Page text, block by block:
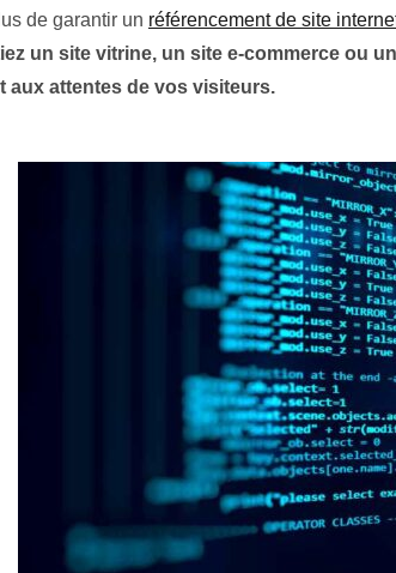
de garantir un référencement de site
un site vitrine, un site e-commerce ou
aux attentes de vos visiteurs.